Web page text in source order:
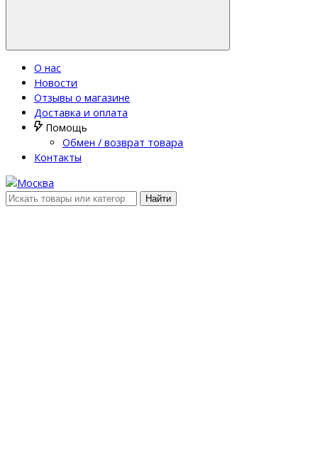
О нас
Новости
Отзывы о магазине
Доставка и оплата
Помощь
Обмен / возврат товара
Контакты
Найти